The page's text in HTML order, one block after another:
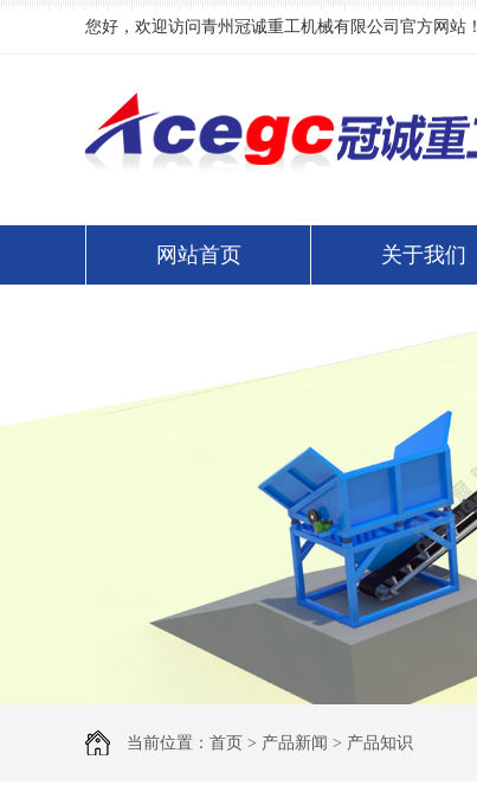
您好，欢迎访问青州冠诚重工机械有限公司官方网站！
网站首页 关于我们
当前位置： 首页 > 产品新闻 > 产品知识